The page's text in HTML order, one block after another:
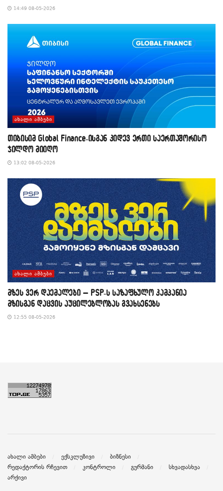
14:49 08-05-2026
ᲐᲮᲐᲚᲘ ᲐᲛᲑᲔᲑᲘ
თიბისიმ Global Finance-ისგან კიდევ ერთი საერთაშორისო
ჯილდო მიიღო
13:02 08-05-2026
ᲐᲮᲐᲚᲘ ᲐᲛᲑᲔᲑᲘ
მზეს ვერ დაემალები – PSP-ს საზაფხულო კამპანია
მზისგან დაცვის აუცილებლობას გვახსენებს
12:55 08-05-2026
ახალი ამბები ექსკლუზივი
ბიზნესი
რედაქტორის რჩევით
კონტროლი გურმანი
სხვადასხვა
არქივი